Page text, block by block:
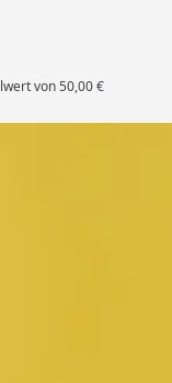
von 50,00 €